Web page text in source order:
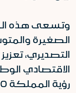
وتسعى هذه
الصغيرة
التصديري،
الاقتصادي